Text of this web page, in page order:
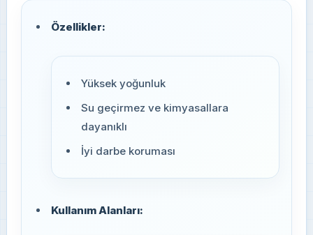
Özellikler:
Yüksek yoğunluk
Su geçirmez ve kimyasallara
dayanıklı
İyi darbe koruması
Kullanım Alanları: